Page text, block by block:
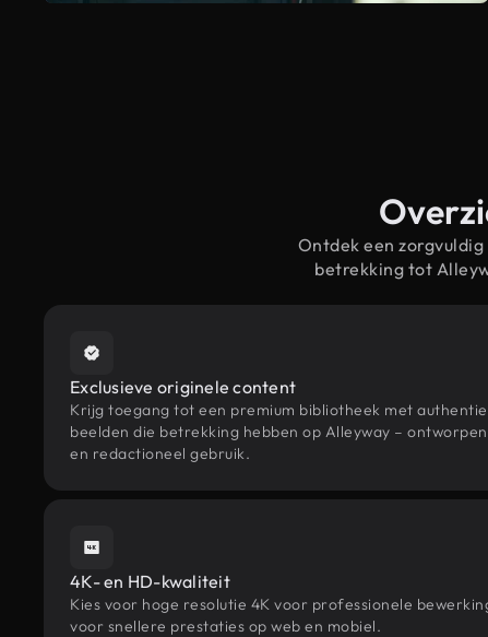
Ontdek een
betrekking tot
Exclusieve originele content
Krijg toegang tot een premium bibliotheek met
beelden die betrekking hebben op Alleyway –
en redactioneel gebruik.
4K- en HD-kwaliteit
Kies voor hoge resolutie 4K voor professionele
voor snellere prestaties op web en mobiel.